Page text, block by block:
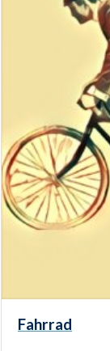
Fahrrad